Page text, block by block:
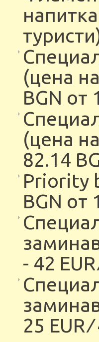
(цена
BGN от
(цена
82.14
Priority
BGN от
- 42
25 EUR